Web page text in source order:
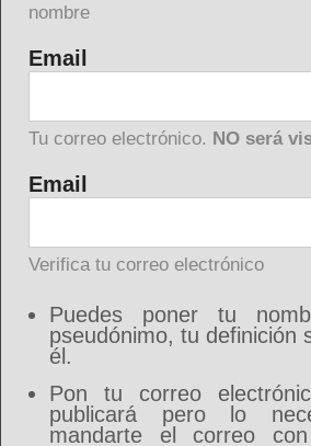
nombre
Email
Tu correo electrónico. NO será
Email
Verifica tu correo electrónico
Puedes poner tu
pseudónimo, tu definición
él.
Pon tu correo
publicará pero lo
mandarte el correo